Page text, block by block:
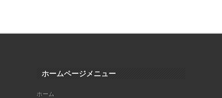
ホームページメニュー
ホーム